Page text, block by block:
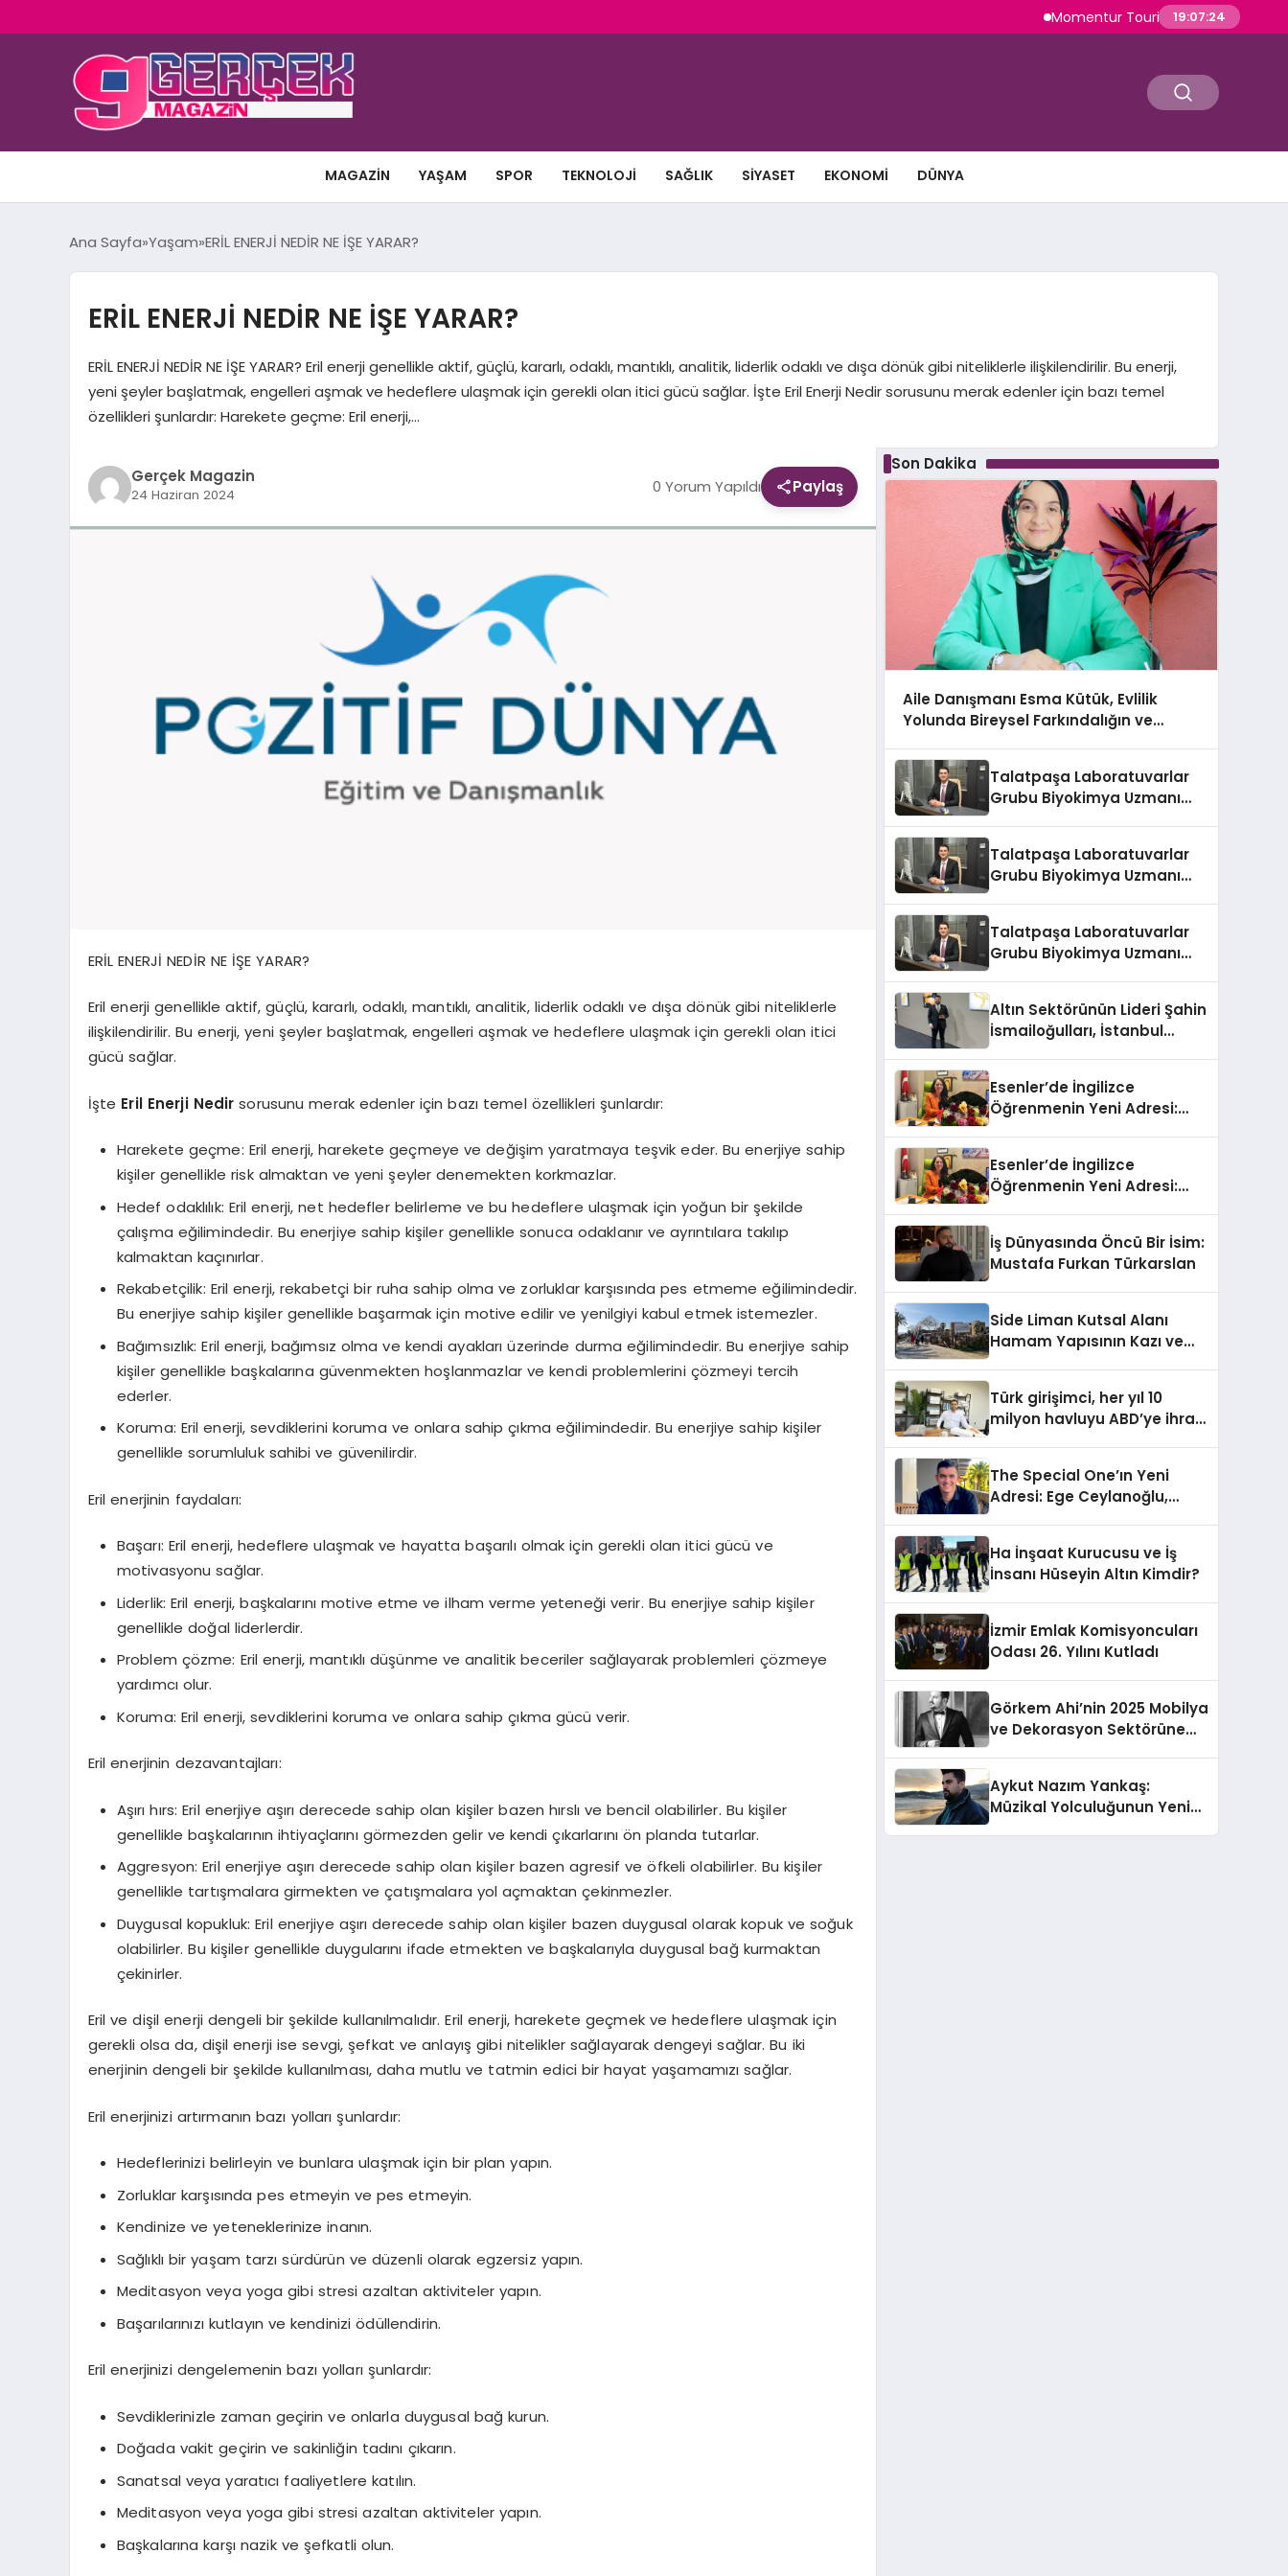
Momentur Tourism & Travel, Dubai
19:07:25
MAGAZIN YAŞAM SPOR TEKNOLOJI SAĞLIK SIYASET EKONOMI DÜNYA
Ana Sayfa Yaşam ERİL ENERJİ NEDİR NE İŞE YARAR?
ERİL ENERJİ NEDİR NE İŞE YARAR?
ERİL ENERJİ NEDİR NE İŞE YARAR? Eril enerji genellikle aktif, güçlü, kararlı, odaklı, mantıklı, analitik, liderlik odaklı ve dışa dönük gibi niteliklerle ilişkilendirilir. Bu enerji,
yeni şeyler başlatmak, engelleri aşmak ve hedeflere ulaşmak için gerekli olan itici gücü sağlar. İşte Eril Enerji Nedir sorusunu merak edenler için bazı temel
özellikleri şunlardır: Harekete geçme: Eril enerji,…
Gerçek Magazin
24 Haziran 2024 0 Yorum Yapıldı Paylaş
ERİL ENERJİ NEDİR NE İŞE YARAR?
Eril enerji genellikle aktif, güçlü, kararlı, odaklı, mantıklı, analitik, liderlik odaklı ve dışa dönük gibi niteliklerle
ilişkilendirilir. Bu enerji, yeni şeyler başlatmak, engelleri aşmak ve hedeflere ulaşmak için gerekli olan itici
gücü sağlar.
İşte Eril Enerji Nedir sorusunu merak edenler için bazı temel özellikleri şunlardır:
Harekete geçme: Eril enerji, harekete geçmeye ve değişim yaratmaya teşvik eder. Bu enerjiye sahip
kişiler genellikle risk almaktan ve yeni şeyler denemekten korkmazlar.
Hedef odaklılık: Eril enerji, net hedefler belirleme ve bu hedeflere ulaşmak için yoğun bir şekilde
çalışma eğilimindedir. Bu enerjiye sahip kişiler genellikle sonuca odaklanır ve ayrıntılara takılıp
kalmaktan kaçınırlar.
Rekabetçilik: Eril enerji, rekabetçi bir ruha sahip olma ve zorluklar karşısında pes etmeme eğilimindedir.
Bu enerjiye sahip kişiler genellikle başarmak için motive edilir ve yenilgiyi kabul etmek istemezler.
Bağımsızlık: Eril enerji, bağımsız olma ve kendi ayakları üzerinde durma eğilimindedir. Bu enerjiye sahip
kişiler genellikle başkalarına güvenmekten hoşlanmazlar ve kendi problemlerini çözmeyi tercih
ederler.
Koruma: Eril enerji, sevdiklerini koruma ve onlara sahip çıkma eğilimindedir. Bu enerjiye sahip kişiler
genellikle sorumluluk sahibi ve güvenilirdir.
Eril enerjinin faydaları:
Başarı: Eril enerji, hedeflere ulaşmak ve hayatta başarılı olmak için gerekli olan itici gücü ve
motivasyonu sağlar.
Liderlik: Eril enerji, başkalarını motive etme ve ilham verme yeteneği verir. Bu enerjiye sahip kişiler
genellikle doğal liderlerdir.
Problem çözme: Eril enerji, mantıklı düşünme ve analitik beceriler sağlayarak problemleri çözmeye
yardımcı olur.
Koruma: Eril enerji, sevdiklerini koruma ve onlara sahip çıkma gücü verir.
Eril enerjinin dezavantajları:
Aşırı hırs: Eril enerjiye aşırı derecede sahip olan kişiler bazen hırslı ve bencil olabilirler. Bu kişiler
genellikle başkalarının ihtiyaçlarını görmezden gelir ve kendi çıkarlarını ön planda tutarlar.
Aggresyon: Eril enerjiye aşırı derecede sahip olan kişiler bazen agresif ve öfkeli olabilirler. Bu kişiler
genellikle tartışmalara girmekten ve çatışmalara yol açmaktan çekinmezler.
Duygusal kopukluk: Eril enerjiye aşırı derecede sahip olan kişiler bazen duygusal olarak kopuk ve soğuk
olabilirler. Bu kişiler genellikle duygularını ifade etmekten ve başkalarıyla duygusal bağ kurmaktan
çekinirler.
Eril ve dişil enerji dengeli bir şekilde kullanılmalıdır. Eril enerji, harekete geçmek ve hedeflere ulaşmak için
gerekli olsa da, dişil enerji ise sevgi, şefkat ve anlayış gibi nitelikler sağlayarak dengeyi sağlar. Bu iki
enerjinin dengeli bir şekilde kullanılması, daha mutlu ve tatmin edici bir hayat yaşamamızı sağlar.
Eril enerjinizi artırmanın bazı yolları şunlardır:
Hedeflerinizi belirleyin ve bunlara ulaşmak için bir plan yapın.
Zorluklar karşısında pes etmeyin ve pes etmeyin.
Kendinize ve yeteneklerinize inanın.
Sağlıklı bir yaşam tarzı sürdürün ve düzenli olarak egzersiz yapın.
Meditasyon veya yoga gibi stresi azaltan aktiviteler yapın.
Başarılarınızı kutlayın ve kendinizi ödüllendirin.
Eril enerjinizi dengelemenin bazı yolları şunlardır:
Sevdiklerinizle zaman geçirin ve onlarla duygusal bağ kurun.
Doğada vakit geçirin ve sakinliğin tadını çıkarın.
Sanatsal veya yaratıcı faaliyetlere katılın.
Meditasyon veya yoga gibi stresi azaltan aktiviteler yapın.
Başkalarına karşı nazik ve şefkatli olun.
Son Dakika
Aile Danışmanı Esma Kütük, Evlilik
Yolunda Bireysel Farkındalığın ve
Talatpaşa Laboratuvarlar
Grubu Biyokimya Uzmanı
Talatpaşa Laboratuvarlar
Grubu Biyokimya Uzmanı
Talatpaşa Laboratuvarlar
Grubu Biyokimya Uzmanı
Altın Sektörünün Lideri Şahin
İsmailoğulları, İstanbul
Esenler’de İngilizce
Öğrenmenin Yeni Adresi:
Esenler’de İngilizce
Öğrenmenin Yeni Adresi:
İş Dünyasında Öncü Bir İsim:
Mustafa Furkan Türkarslan
Side Liman Kutsal Alanı
Hamam Yapısının Kazı ve
Katkılarıyla Tamamlandı
Türk girişimci, her yıl 10
milyon havluyu ABD’ye ihraç
The Special One’ın Yeni
Adresi: Ege Ceylanoğlu,
Geldi!
Ha İnşaat Kurucusu ve İş
İnsanı Hüseyin Altın Kimdir?
İzmir Emlak Komisyoncuları
Odası 26. Yılını Kutladı
Görkem Ahi’nin 2025 Mobilya
ve Dekorasyon Sektörüne
Aykut Nazım Yankaş:
Müzikal Yolculuğunun Yeni